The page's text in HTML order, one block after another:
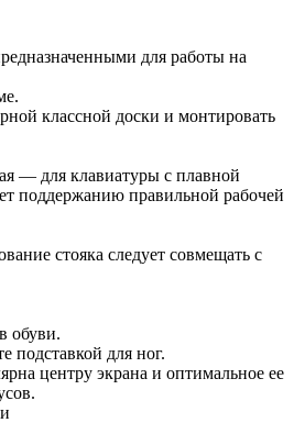
для работы на
классной доски и монтировать
— для клавиатуры с плавной
поддержанию правильной рабочей
стояка следует совмещать с
обуви.
подставкой для ног.
центру экрана и оптимальное ее